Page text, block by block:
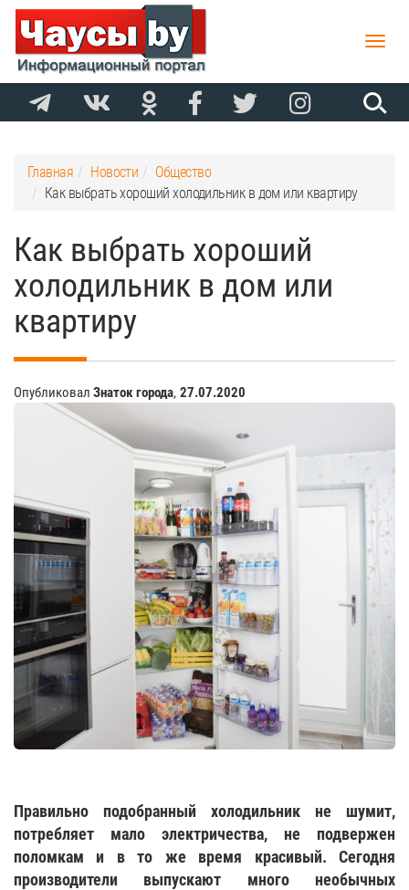
Toggle
Главная Новости
Общество
Как выбрать хороший холодильник в дом или квартиру
Как выбрать хороший
холодильник в дом или
квартиру
Опубликовал Знаток города, 27.07.2020
Правильно подобранный холодильник не шумит,
потребляет мало электричества, не подвержен
поломкам и в то же время красивый. Сегодня
производители выпускают много необычных